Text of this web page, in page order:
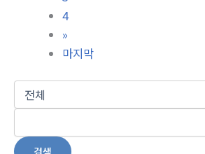
4
»
마지막